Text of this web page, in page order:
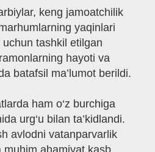
keng jamoatchilik
yaqinlari
tashkil etilgan
hayoti va
batafsil ma’lumot berildi.
ham o‘z burchiga
urg‘u bilan ta’kidlandi.
avlodni vatanparvarlik